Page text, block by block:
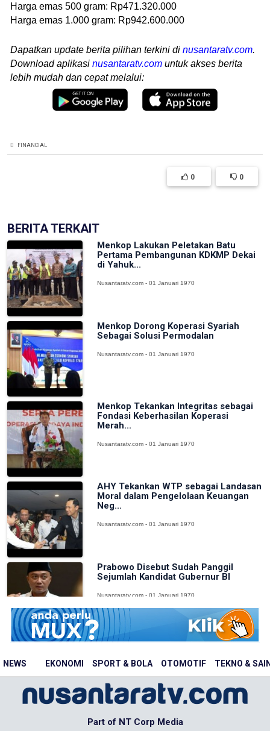
NEWS EKONOMI SPORT & BOLA OTOMOTIF TEKNO &
Harga emas 500 gram: Rp471.320.000
Harga emas 1.000 gram: Rp942.600.000
Dapatkan update berita pilihan terkini di nusantaratv.com.
Download aplikasi nusantaratv.com untuk akses berita
lebih mudah dan cepat melalui:
FINANCIAL
0 0
BERITA TERKAIT
Menkop Lakukan Peletakan Batu
Pertama Pembangunan KDKMP Dekai
di Yahuk...
Nusantaratv.com - 01 Januari 1970
Menkop Dorong Koperasi Syariah
Sebagai Solusi Permodalan
Nusantaratv.com - 01 Januari 1970
Menkop Tekankan Integritas sebagai
Fondasi Keberhasilan Koperasi
Merah...
Nusantaratv.com - 01 Januari 1970
AHY Tekankan WTP sebagai Landasan
Moral dalam Pengelolaan Keuangan
Neg...
Nusantaratv.com - 01 Januari 1970
Prabowo Disebut Sudah Panggil
Sejumlah Kandidat Gubernur BI
Nusantaratv.com - 01 Januari 1970
Part of NT Corp Media